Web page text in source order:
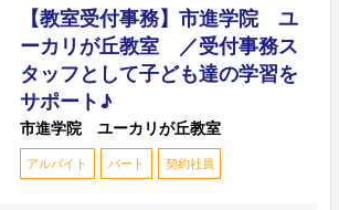
【教室受付事務】市進学院 ユ
ーカリが丘教室 ／受付事務ス
タッフとして子ども達の学習を
サポート♪
市進学院 ユーカリが丘教室
アルバイト パート 契約社員